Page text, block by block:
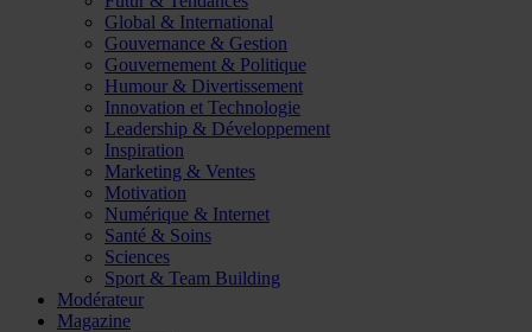
Global & International
Gouvernance & Gestion
Gouvernement & Politique
Humour & Divertissement
Innovation et Technologie
Leadership & Développement
Inspiration
Marketing & Ventes
Motivation
Numérique & Internet
Santé & Soins
Sciences
Sport & Team Building
Modérateur
Magazine